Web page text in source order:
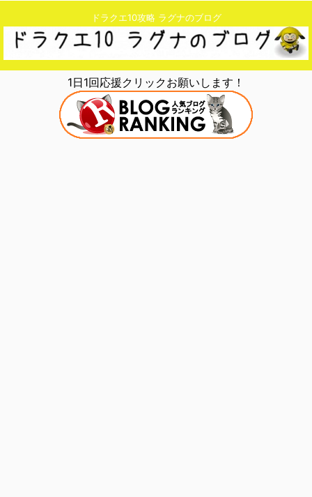
ドラクエ10攻略 ラグナのブログ
1日1回応援クリックお願いします！